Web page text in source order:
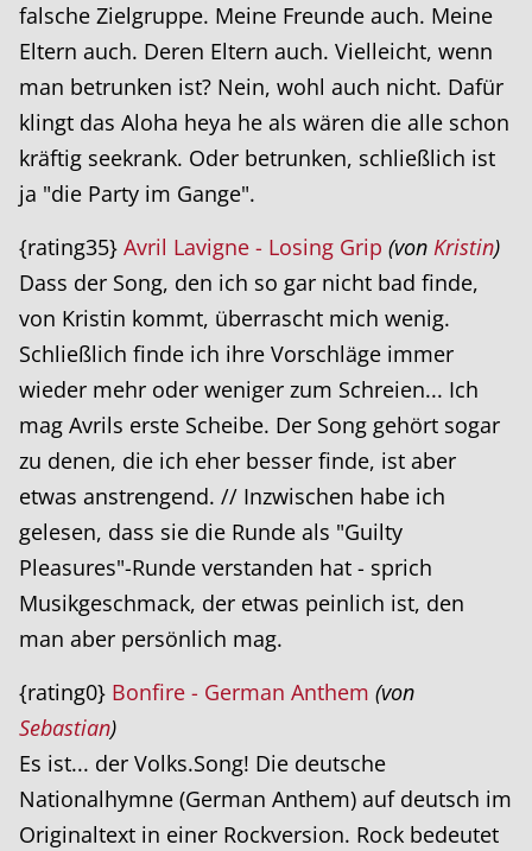
falsche Zielgruppe. Meine Freunde auch. Meine
Eltern auch. Deren Eltern auch. Vielleicht, wenn
man betrunken ist? Nein, wohl auch nicht. Dafür
klingt das Aloha heya he als wären die alle schon
kräftig seekrank. Oder betrunken, schließlich ist
ja "die Party im Gange".
{rating35} Avril Lavigne - Losing Grip (von Kristin)
Dass der Song, den ich so gar nicht bad finde,
von Kristin kommt, überrascht mich wenig.
Schließlich finde ich ihre Vorschläge immer
wieder mehr oder weniger zum Schreien... Ich
mag Avrils erste Scheibe. Der Song gehört sogar
zu denen, die ich eher besser finde, ist aber
etwas anstrengend. // Inzwischen habe ich
gelesen, dass sie die Runde als "Guilty
Pleasures"-Runde verstanden hat - sprich
Musikgeschmack, der etwas peinlich ist, den
man aber persönlich mag.
{rating0} Bonfire - German Anthem (von
Sebastian)
Es ist... der Volks.Song! Die deutsche
Nationalhymne (German Anthem) auf deutsch im
Originaltext in einer Rockversion. Rock bedeutet